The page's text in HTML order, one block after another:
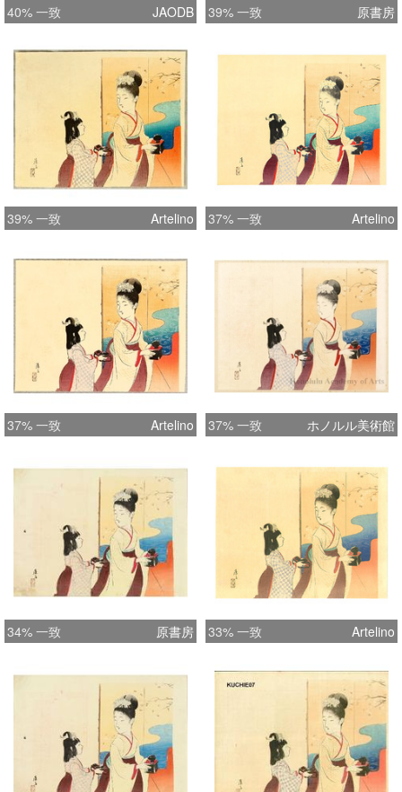
40% 一致 JAODB 39% 一致 原書房
39% 一致 Artelino 37% 一致 Artelino
37% 一致 Artelino 37% 一致 ホノルル美術館
34% 一致 原書房 33% 一致 Artelino